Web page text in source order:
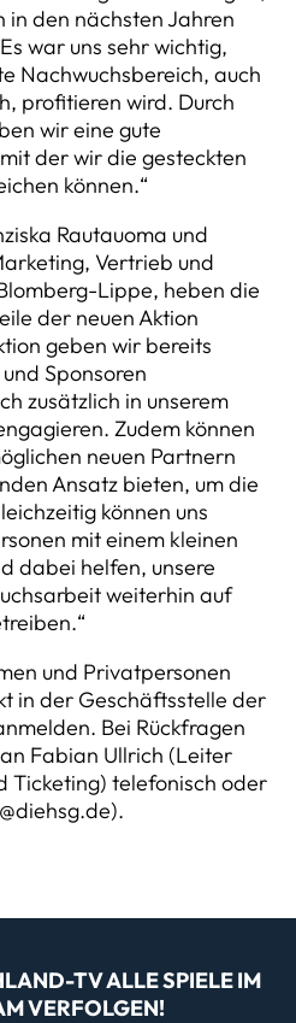
in den nächsten Jahren
war uns sehr wichtig,
Nachwuchsbereich, auch
profitieren wird. Durch
wir eine gute
der wir die gesteckten
können.“
Rautauoma und
Vertrieb und
Lippe, heben die
der neuen Aktion
geben wir bereits
Sponsoren
zusätzlich in unserem
Zudem können
neuen Partnern
Ansatz bieten, um die
können uns
mit einem kleinen
dabei helfen, unsere
weiterhin auf
und Privatpersonen
in der Geschäftsstelle der
Bei Rückfragen
Fabian Ullrich (Leiter
Ticketing) telefonisch oder
TV ALLE SPIELE IM
VERFOLGEN!